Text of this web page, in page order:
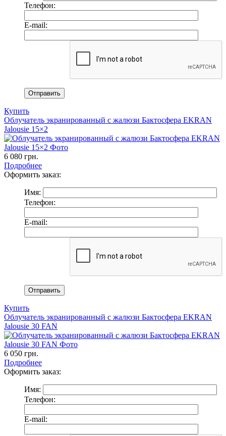
Телефон:
E-mail:
Купить
Облучатель экранированный с жалюзи Бактосфера EKRAN
Jalousie 15×2
6 080 грн.
Подробнее
Оформить заказ:
Имя:
Телефон:
E-mail:
Купить
Облучатель экранированный с жалюзи Бактосфера EKRAN
Jalousie 30 FAN
6 050 грн.
Подробнее
Оформить заказ:
Имя:
Телефон:
E-mail: